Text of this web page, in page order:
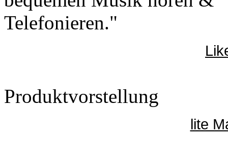
Telefonieren."
Produktvorstellung
lite